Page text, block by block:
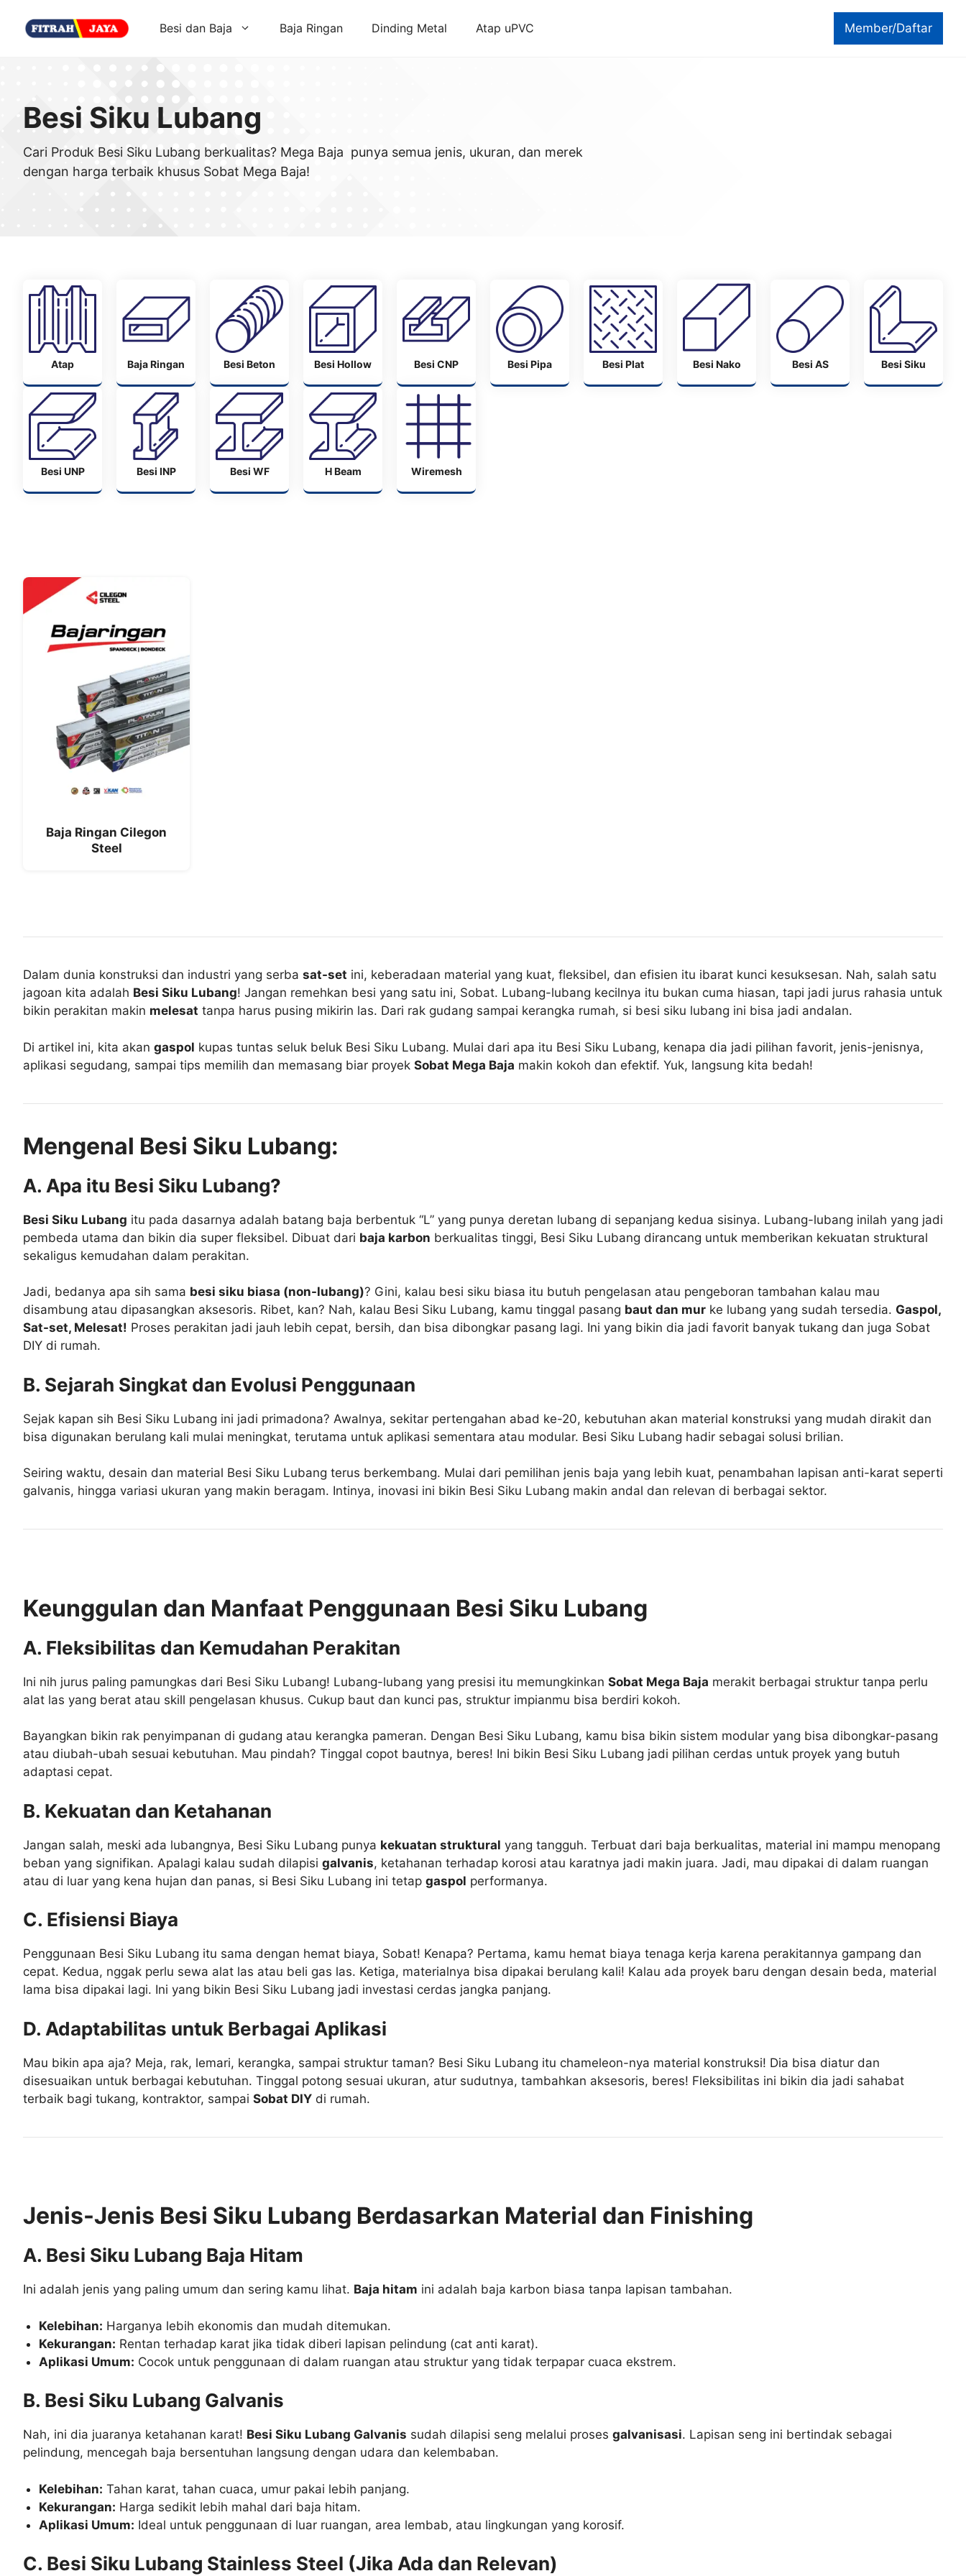
Member/Daftar
Besi dan Baja Baja Ringan Dinding Metal Atap uPVC
Besi Siku Lubang
Cari Produk Besi Siku Lubang berkualitas? Mega Baja punya semua jenis, ukuran, dan merek
dengan harga terbaik khusus Sobat Mega Baja!
Atap Baja Ringan Besi Beton Besi Hollow Besi CNP Besi Pipa Besi Plat Besi Nako Besi AS Besi Siku
Besi UNP Besi INP Besi WF H Beam Wiremesh
Baja Ringan Cilegon
Steel
Dalam dunia konstruksi dan industri yang serba sat-set ini, keberadaan material yang kuat, fleksibel, dan efisien itu ibarat kunci kesuksesan. Nah, salah satu
jagoan kita adalah Besi Siku Lubang! Jangan remehkan besi yang satu ini, Sobat. Lubang-lubang kecilnya itu bukan cuma hiasan, tapi jadi jurus rahasia untuk
bikin perakitan makin melesat tanpa harus pusing mikirin las. Dari rak gudang sampai kerangka rumah, si besi siku lubang ini bisa jadi andalan.
Di artikel ini, kita akan gaspol kupas tuntas seluk beluk Besi Siku Lubang. Mulai dari apa itu Besi Siku Lubang, kenapa dia jadi pilihan favorit, jenis-jenisnya,
aplikasi segudang, sampai tips memilih dan memasang biar proyek Sobat Mega Baja makin kokoh dan efektif. Yuk, langsung kita bedah!
Mengenal Besi Siku Lubang:
A. Apa itu Besi Siku Lubang?
Besi Siku Lubang itu pada dasarnya adalah batang baja berbentuk “L” yang punya deretan lubang di sepanjang kedua sisinya. Lubang-lubang inilah yang jadi
pembeda utama dan bikin dia super fleksibel. Dibuat dari baja karbon berkualitas tinggi, Besi Siku Lubang dirancang untuk memberikan kekuatan struktural
sekaligus kemudahan dalam perakitan.
Jadi, bedanya apa sih sama besi siku biasa (non-lubang)? Gini, kalau besi siku biasa itu butuh pengelasan atau pengeboran tambahan kalau mau
disambung atau dipasangkan aksesoris. Ribet, kan? Nah, kalau Besi Siku Lubang, kamu tinggal pasang baut dan mur ke lubang yang sudah tersedia. Gaspol,
Sat-set, Melesat! Proses perakitan jadi jauh lebih cepat, bersih, dan bisa dibongkar pasang lagi. Ini yang bikin dia jadi favorit banyak tukang dan juga Sobat
DIY di rumah.
B. Sejarah Singkat dan Evolusi Penggunaan
Sejak kapan sih Besi Siku Lubang ini jadi primadona? Awalnya, sekitar pertengahan abad ke-20, kebutuhan akan material konstruksi yang mudah dirakit dan
bisa digunakan berulang kali mulai meningkat, terutama untuk aplikasi sementara atau modular. Besi Siku Lubang hadir sebagai solusi brilian.
Seiring waktu, desain dan material Besi Siku Lubang terus berkembang. Mulai dari pemilihan jenis baja yang lebih kuat, penambahan lapisan anti-karat seperti
galvanis, hingga variasi ukuran yang makin beragam. Intinya, inovasi ini bikin Besi Siku Lubang makin andal dan relevan di berbagai sektor.
Keunggulan dan Manfaat Penggunaan Besi Siku Lubang
A. Fleksibilitas dan Kemudahan Perakitan
Ini nih jurus paling pamungkas dari Besi Siku Lubang! Lubang-lubang yang presisi itu memungkinkan Sobat Mega Baja merakit berbagai struktur tanpa perlu
alat las yang berat atau skill pengelasan khusus. Cukup baut dan kunci pas, struktur impianmu bisa berdiri kokoh.
Bayangkan bikin rak penyimpanan di gudang atau kerangka pameran. Dengan Besi Siku Lubang, kamu bisa bikin sistem modular yang bisa dibongkar-pasang
atau diubah-ubah sesuai kebutuhan. Mau pindah? Tinggal copot bautnya, beres! Ini bikin Besi Siku Lubang jadi pilihan cerdas untuk proyek yang butuh
adaptasi cepat.
B. Kekuatan dan Ketahanan
Jangan salah, meski ada lubangnya, Besi Siku Lubang punya kekuatan struktural yang tangguh. Terbuat dari baja berkualitas, material ini mampu menopang
beban yang signifikan. Apalagi kalau sudah dilapisi galvanis, ketahanan terhadap korosi atau karatnya jadi makin juara. Jadi, mau dipakai di dalam ruangan
atau di luar yang kena hujan dan panas, si Besi Siku Lubang ini tetap gaspol performanya.
C. Efisiensi Biaya
Penggunaan Besi Siku Lubang itu sama dengan hemat biaya, Sobat! Kenapa? Pertama, kamu hemat biaya tenaga kerja karena perakitannya gampang dan
cepat. Kedua, nggak perlu sewa alat las atau beli gas las. Ketiga, materialnya bisa dipakai berulang kali! Kalau ada proyek baru dengan desain beda, material
lama bisa dipakai lagi. Ini yang bikin Besi Siku Lubang jadi investasi cerdas jangka panjang.
D. Adaptabilitas untuk Berbagai Aplikasi
Mau bikin apa aja? Meja, rak, lemari, kerangka, sampai struktur taman? Besi Siku Lubang itu chameleon-nya material konstruksi! Dia bisa diatur dan
disesuaikan untuk berbagai kebutuhan. Tinggal potong sesuai ukuran, atur sudutnya, tambahkan aksesoris, beres! Fleksibilitas ini bikin dia jadi sahabat
terbaik bagi tukang, kontraktor, sampai Sobat DIY di rumah.
Jenis-Jenis Besi Siku Lubang Berdasarkan Material dan Finishing
A. Besi Siku Lubang Baja Hitam
Ini adalah jenis yang paling umum dan sering kamu lihat. Baja hitam ini adalah baja karbon biasa tanpa lapisan tambahan.
Kelebihan: Harganya lebih ekonomis dan mudah ditemukan.
Kekurangan: Rentan terhadap karat jika tidak diberi lapisan pelindung (cat anti karat).
Aplikasi Umum: Cocok untuk penggunaan di dalam ruangan atau struktur yang tidak terpapar cuaca ekstrem.
B. Besi Siku Lubang Galvanis
Nah, ini dia juaranya ketahanan karat! Besi Siku Lubang Galvanis sudah dilapisi seng melalui proses galvanisasi. Lapisan seng ini bertindak sebagai
pelindung, mencegah baja bersentuhan langsung dengan udara dan kelembaban.
Kelebihan: Tahan karat, tahan cuaca, umur pakai lebih panjang.
Kekurangan: Harga sedikit lebih mahal dari baja hitam.
Aplikasi Umum: Ideal untuk penggunaan di luar ruangan, area lembab, atau lingkungan yang korosif.
C. Besi Siku Lubang Stainless Steel (Jika Ada dan Relevan)